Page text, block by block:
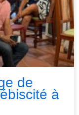
de
à